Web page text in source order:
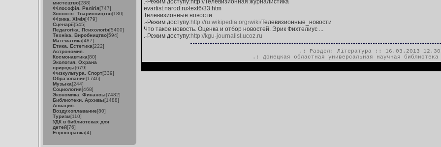
мистецтво[288]
Філософія. Релігія[747]
Зоологія. Тваринництво[180]
Фізика. Хімія[479]
Сценарії[545]
Педагогіка. Психологія[5400]
Техніка. Виробництво[594]
Математика[487]
Етика. Естетика[222]
Астрономия.
Космонавтика[80]
Экология. Охрана
природы[679]
Физкультура. Спорт[339]
Образование[1746]
Музыка[244]
Социология[468]
Экономика. Финансы[7482]
Библиотеки. Архивы[1488]
Авиация.
Воздухоплавание[80]
Туризм[110]
УДК в библиотеках для
детей[76]
Евросправка[4]
.-Режим доступу:http://Телевизионная журналистика
evartist.narod.ru›text6/33.htm
Телевизионные новости
.-Режим доступу:http://ru.wikipedia.org›wiki/Телевизионные_новости
Что такое новость. Оценка и отбор новостей. Эрик Фихтелиус ...
.-Режим доступу:http://kgu-journalist.ucoz.ru
.: Раздел: Література :: 16.03.2013
.: Донецкая областная универсальная научная